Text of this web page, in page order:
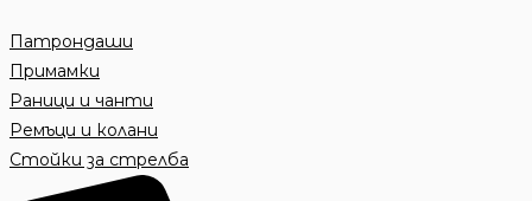
Патрондаши
Примамки
Раници и чанти
Ремъци и колани
Стойки за стрелба